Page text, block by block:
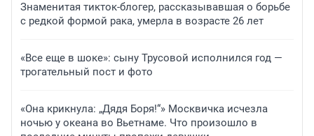
Знаменитая тикток-блогер, рассказывавшая о борьбе
с редкой формой рака, умерла в возрасте 26 лет
«Все еще в шоке»: сыну Трусовой исполнился год —
трогательный пост и фото
«Она крикнула: „Дядя Боря!“» Москвичка исчезла
ночью у океана во Вьетнаме. Что произошло в